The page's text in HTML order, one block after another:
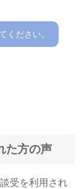
ください。
た方の声
受を利用され